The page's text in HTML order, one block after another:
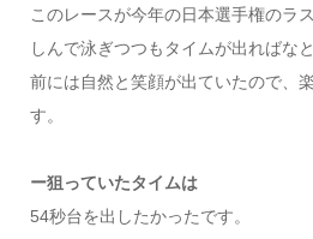
このレースが今年の日本選手権のラ
しんで泳ぎつつもタイムが出ればな
前には自然と笑顔が出ていたので、
す。
ー狙っていたタイムは
54秒台を出したかったです。